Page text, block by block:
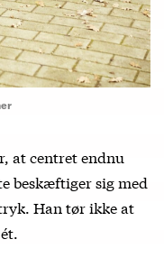
at centret endnu
beskæftiger sig med
Han tør ikke at